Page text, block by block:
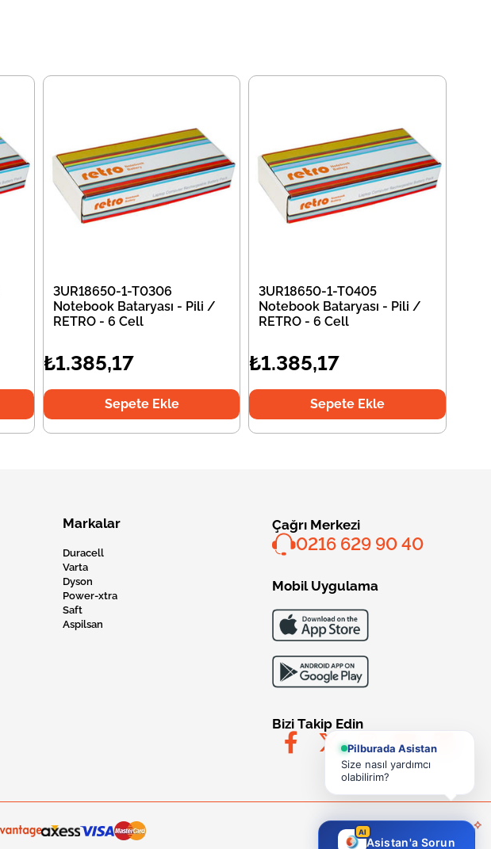
3UR18650-1-T0306
Notebook Bataryası - Pili /
RETRO - 6 Cell
₺1.385,17
Sepete Ekle
3UR18650-1-T0405
Notebook Bataryası - Pili /
RETRO - 6 Cell
₺1.385,17
Sepete Ekle
Markalar
Duracell
Varta
Dyson
Power-xtra
Saft
Aspilsan
Çağrı Merkezi
0216 629 90 40
Mobil Uygulama
Bizi Takip Edin
Pilburada Asistan
Size nasıl yardımcı
olabilirim?
AI
Asistan'a Sorun